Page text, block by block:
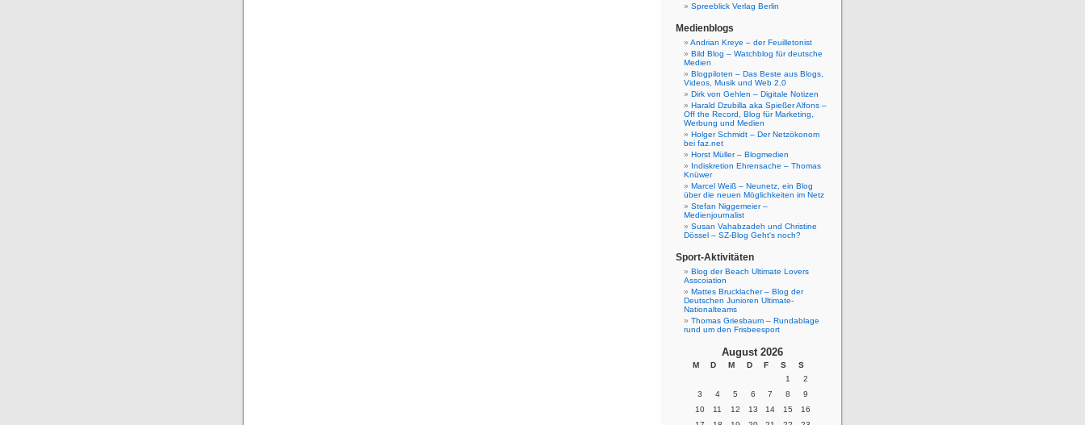
Spreeblick Verlag Berlin
Medienblogs
Andrian Kreye – der Feuilletonist
Bild Blog – Watchblog für deutsche
Medien
Blogpiloten – Das Beste aus Blogs,
Videos, Musik und Web 2.0
Dirk von Gehlen – Digitale Notizen
Harald Dzubilla aka Spießer Alfons –
Off the Record, Blog für Marketing,
Werbung und Medien
Holger Schmidt – Der Netzökonom
bei faz.net
Horst Müller – Blogmedien
Indiskretion Ehrensache – Thomas
Knüwer
Marcel Weiß – Neunetz, ein Blog
über die neuen Möglichkeiten im Netz
Stefan Niggemeier –
Medienjournalist
Susan Vahabzadeh und Christine
Dössel – SZ-Blog Geht's noch?
Sport-Aktivitäten
Blog der Beach Ultimate Lovers
Asscoiation
Mattes Brucklacher – Blog der
Deutschen Junioren Ultimate-
Nationalteams
Thomas Griesbaum – Rundablage
rund um den Frisbeesport
August 2026
M D M D F S S
1
2
3
4 5 6 7 8
9
10
11 12 13 14 15
16